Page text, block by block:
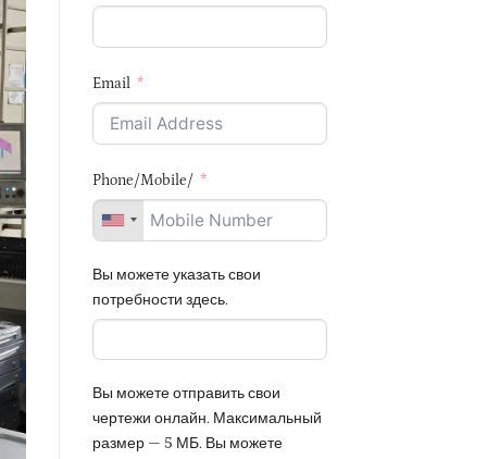
Email
Phone/Mobile/
Вы можете указать свои
потребности здесь.
Вы можете отправить свои
чертежи онлайн. Максимальный
размер — 5 МБ. Вы можете